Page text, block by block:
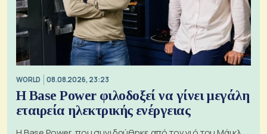
WORLD 08.08.2026, 23:23
Η Base Power φιλοδοξεί να γίνει μεγάλη
εταιρεία ηλεκτρικής ενέργειας